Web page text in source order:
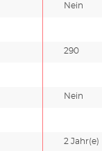
Nein
290
Nein
2 Jahr(e)